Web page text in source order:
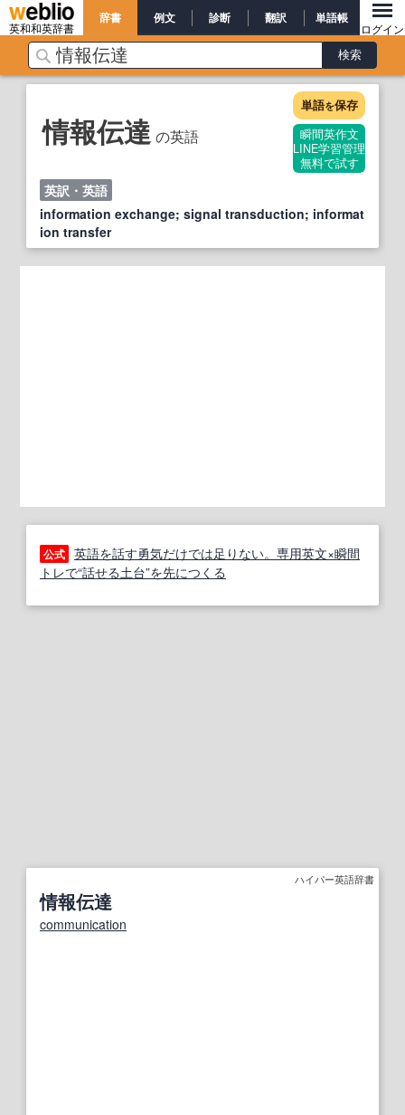
英和和英辞書
辞書 例文 診断 翻訳 単語帳
ログイン
情報伝達 の英語
単語を保存
瞬間英作文
LINE学習管理
無料で試す
英訳・英語
information exchange; signal transduction; informat
ion transfer
公式 英語を話す勇気だけでは足りない。専用英文×瞬間
トレで“話せる土台”を先につくる
ハイパー英語辞書
情報伝達
communication